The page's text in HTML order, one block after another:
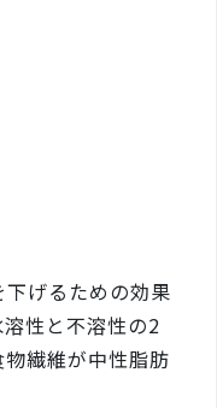
げるための効果
性と不溶性の2
繊維が中性脂肪